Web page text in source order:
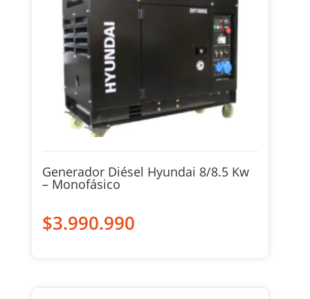
Generador Diésel Hyundai 8/8.5 Kw
– Monofásico
$3.990.990